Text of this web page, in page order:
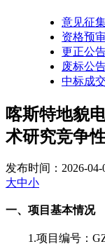
意见征
资格预
更正公
废标公
中标成
喀斯特地貌
术研究竞争
发布时间：2026-04-
大中小
一、项目基本情况
1.项目编号：